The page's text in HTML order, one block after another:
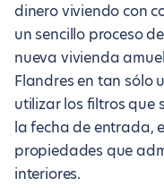
dinero viviendo con
un sencillo proceso
nueva vivienda
Flandres en tan sólo
utilizar los filtros que
la fecha de entrada,
propiedades que
interiores.